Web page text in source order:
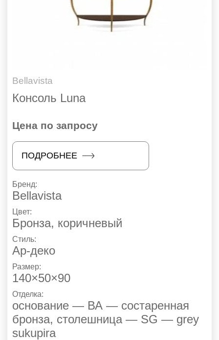
Bellavista
Консоль Luna
Цена по запросу
ПОДРОБНЕЕ
Бренд:
Bellavista
Цвет:
Бронза, коричневый
Стиль:
Ар-деко
Размер:
140×50×90
Отделка:
основание — ВА — состаренная
бронза, столешница — SG — grey
sukupira